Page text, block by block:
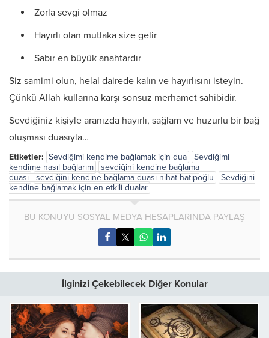
Zorla sevgi olmaz
Hayırlı olan mutlaka size gelir
Sabır en büyük anahtardır
Siz samimi olun, helal dairede kalın ve hayırlısını isteyin.
Çünkü Allah kullarına karşı sonsuz merhamet sahibidir.
Sevdiğiniz kişiyle aranızda hayırlı, sağlam ve huzurlu bir bağ
oluşması duasıyla…
Etiketler: Sevdiğimi kendime bağlamak için dua
Sevdiğimi
kendime nasıl bağlarım
sevdiğini kendine bağlama
duası
sevdiğini kendine bağlama duası nihat hatipoğlu
Sevdiğini
kendine bağlamak için en etkili dualar
BU KONUYU SOSYAL MEDYA HESAPLARINDA PAYLAŞ
İlginizi Çekebilecek Diğer Konular